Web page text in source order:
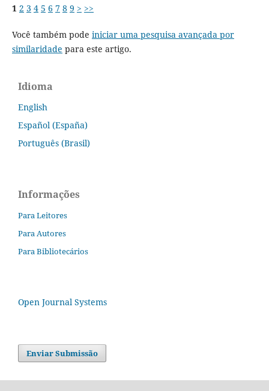
1 2 3 4 5 6 7 8 9 > >>
Você também pode iniciar uma pesquisa avançada por
similaridade para este artigo.
Idioma
English
Español (España)
Português (Brasil)
Informações
Para Leitores
Para Autores
Para Bibliotecários
Open Journal Systems
Enviar Submissão